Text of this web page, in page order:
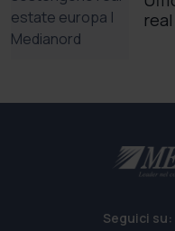
Seguici su: